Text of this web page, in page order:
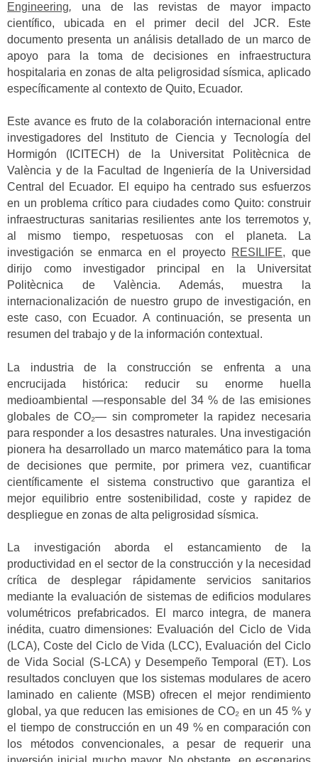
Engineering, una de las revistas de mayor impacto
científico, ubicada en el primer decil del JCR. Este
documento presenta un análisis detallado de un marco de
apoyo para la toma de decisiones en infraestructura
hospitalaria en zonas de alta peligrosidad sísmica, aplicado
específicamente al contexto de Quito, Ecuador.
Este avance es fruto de la colaboración internacional entre
investigadores del Instituto de Ciencia y Tecnología del
Hormigón (ICITECH) de la Universitat Politècnica de
València y de la Facultad de Ingeniería de la Universidad
Central del Ecuador. El equipo ha centrado sus esfuerzos
en un problema crítico para ciudades como Quito: construir
infraestructuras sanitarias resilientes ante los terremotos y,
al mismo tiempo, respetuosas con el planeta. La
investigación se enmarca en el proyecto RESILIFE, que
dirijo como investigador principal en la Universitat
Politècnica de València. Además, muestra la
internacionalización de nuestro grupo de investigación, en
este caso, con Ecuador. A continuación, se presenta un
resumen del trabajo y de la información contextual.
La industria de la construcción se enfrenta a una
encrucijada histórica: reducir su enorme huella
medioambiental —responsable del 34 % de las emisiones
globales de CO₂— sin comprometer la rapidez necesaria
para responder a los desastres naturales. Una investigación
pionera ha desarrollado un marco matemático para la toma
de decisiones que permite, por primera vez, cuantificar
científicamente el sistema constructivo que garantiza el
mejor equilibrio entre sostenibilidad, coste y rapidez de
despliegue en zonas de alta peligrosidad sísmica.
La investigación aborda el estancamiento de la
productividad en el sector de la construcción y la necesidad
crítica de desplegar rápidamente servicios sanitarios
mediante la evaluación de sistemas de edificios modulares
volumétricos prefabricados. El marco integra, de manera
inédita, cuatro dimensiones: Evaluación del Ciclo de Vida
(LCA), Coste del Ciclo de Vida (LCC), Evaluación del Ciclo
de Vida Social (S-LCA) y Desempeño Temporal (ET). Los
resultados concluyen que los sistemas modulares de acero
laminado en caliente (MSB) ofrecen el mejor rendimiento
global, ya que reducen las emisiones de CO₂ en un 45 % y
el tiempo de construcción en un 49 % en comparación con
los métodos convencionales, a pesar de requerir una